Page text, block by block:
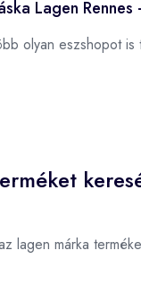
Lagen
olyan eszshopot is
lagen márka